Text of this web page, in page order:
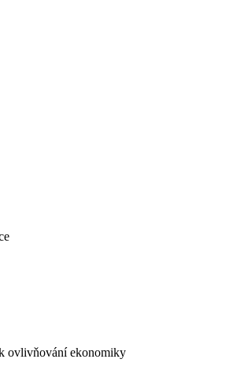
ovlivňování ekonomiky